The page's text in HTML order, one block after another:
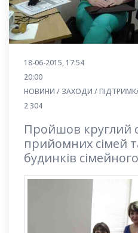
18-06-2015, 17:54
20:00
НОВИНИ / ЗАХОДИ /
2 304
Пройшов круглий
прийомних сімей
будинків